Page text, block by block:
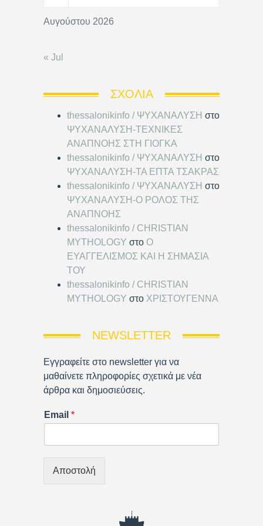
Αυγούστου 2026
« Jul
ΣΧΌΛΙΑ
thessalonikinfo / ΨΥΧΑΝΑΛΥΣΗ στο
ΨΥΧΑΝΑΛΥΣΗ-ΤΕΧΝΙΚΕΣ
ΑΝΑΠΝΟΗΣ ΣΤΗ ΓΙΟΓΚΑ
thessalonikinfo / ΨΥΧΑΝΑΛΥΣΗ στο
ΨΥΧΑΝΑΛΥΣΗ-ΤΑ ΕΠΤΑ ΤΣΑΚΡΑΣ
thessalonikinfo / ΨΥΧΑΝΑΛΥΣΗ στο
ΨΥΧΑΝΑΛΥΣΗ-Ο ΡΟΛΟΣ ΤΗΣ
ΑΝΑΠΝΟΗΣ
thessalonikinfo / CHRISTIAN
MYTHOLOGY στο Ο
ΕΥΑΓΓΕΛΙΣΜΟΣ ΚΑΙ Η ΣΗΜΑΣΙΑ
ΤΟΥ
thessalonikinfo / CHRISTIAN
MYTHOLOGY στο ΧΡΙΣΤΟΥΓΕΝΝΑ
NEWSLETTER
Εγγραφείτε στο newsletter για να
μαθαίνετε πληροφορίες σχετικά με νέα
άρθρα και δημοσιεύσεις.
Email *
Αποστολή